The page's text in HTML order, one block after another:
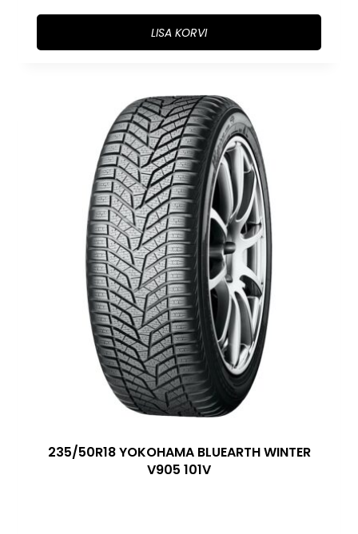
LISA KORVI
235/50R18 YOKOHAMA BLUEARTH WINTER
V905 101V